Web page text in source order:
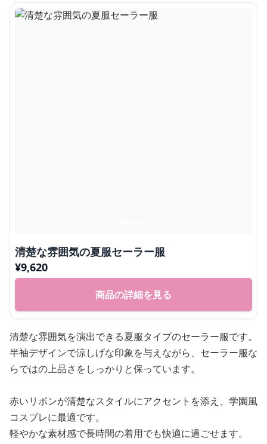
清楚な雰囲気の夏服セーラー服
¥9,620
商品の詳細を見る
清楚な雰囲気を演出できる夏服タイプのセーラー服です。
半袖デザインで涼しげな印象を与えながら、セーラー服な
らではの上品さをしっかりと保っています。
赤いリボンが清楚なスタイルにアクセントを添え、学園風
コスプレに最適です。
軽やかな素材感で長時間の着用でも快適に過ごせます。